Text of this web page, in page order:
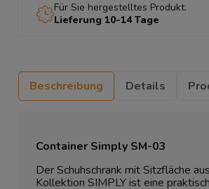
Für Sie hergestelltes Produkt.
Lieferung 10-14 Tage
Beschreibung Details
Container Simply SM-03
Der Schuhschrank mit Sitzfläche
Kollektion SIMPLY ist eine